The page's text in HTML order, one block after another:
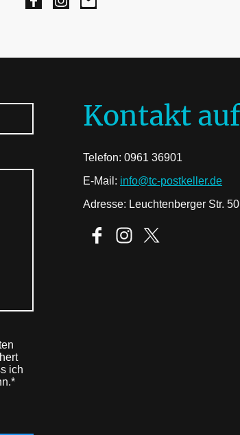
ich
Kontakt
Telefon: 0961 36901
E-Mail: info@tc-postkeller.de
Adresse: Leuchtenberger Str.